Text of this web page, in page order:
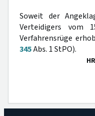
Soweit der
Verteidigers vom
Verfahrensrüge
345Abs. 1 StPO).